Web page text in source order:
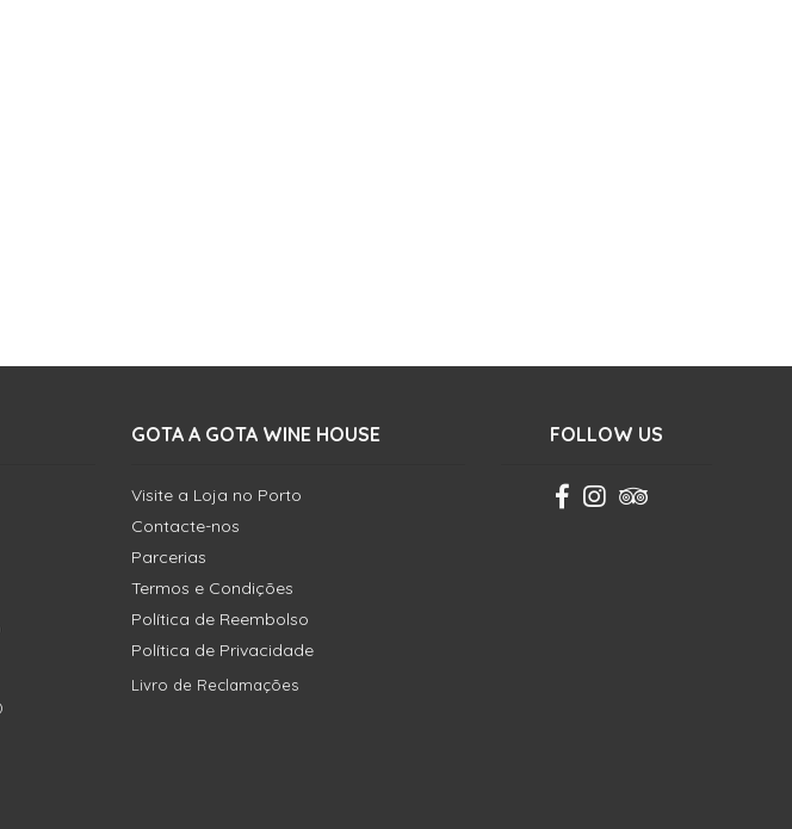
GOTA A GOTA WINE HOUSE
Visite a Loja no Porto
Contacte-nos
Parcerias
Termos e Condições
Política de Reembolso
Política de Privacidade
Livro de Reclamações
FOLLOW US